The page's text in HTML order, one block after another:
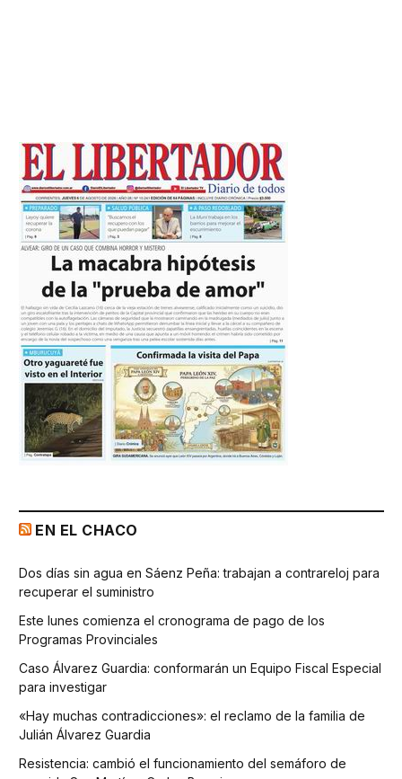
EN EL CHACO
Dos días sin agua en Sáenz Peña: trabajan a contrareloj para
recuperar el suministro
Este lunes comienza el cronograma de pago de los
Programas Provinciales
Caso Álvarez Guardia: conformarán un Equipo Fiscal Especial
para investigar
«Hay muchas contradicciones»: el reclamo de la familia de
Julián Álvarez Guardia
Resistencia: cambió el funcionamiento del semáforo de